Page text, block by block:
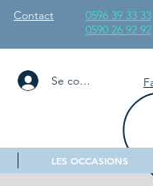
Contact
0596 39 33 33
0590 26 92 92
Se connecter
LES OCCASIONS